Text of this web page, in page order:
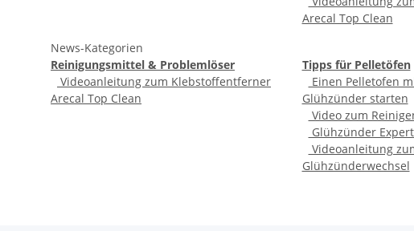
Arecal Top Clean
News-Kategorien
Reinigungsmittel & Problemlöser
Videoanleitung zum Klebstoffentferner
Arecal Top Clean
Tipps für Pelletöfen
Einen Pelletofen
Glühzünder starten
Video zum
Glühzünder
Videoanleitung
Glühzünderwechsel